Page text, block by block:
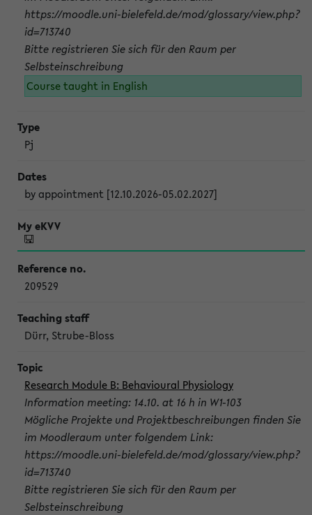
https://moodle.uni-bielefeld.de/mod/glossary/view.php?
id=713740
Bitte registrieren Sie sich für den Raum per
Selbsteinschreibung
Course taught in English
Pj
by appointment [12.10.2026-05.02.2027]
209529
Dürr, Strube-Bloss
Research Module B: Behavioural Physiology
Information meeting: 14.10. at 16 h in W1-103
Mögliche Projekte und Projektbeschreibungen finden Sie
im Moodleraum unter folgendem Link:
https://moodle.uni-bielefeld.de/mod/glossary/view.php?
id=713740
Bitte registrieren Sie sich für den Raum per
Selbsteinschreibung